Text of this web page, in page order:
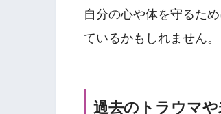
自分の心や体を守るた
ているかもしれません。
過去のトラウマ